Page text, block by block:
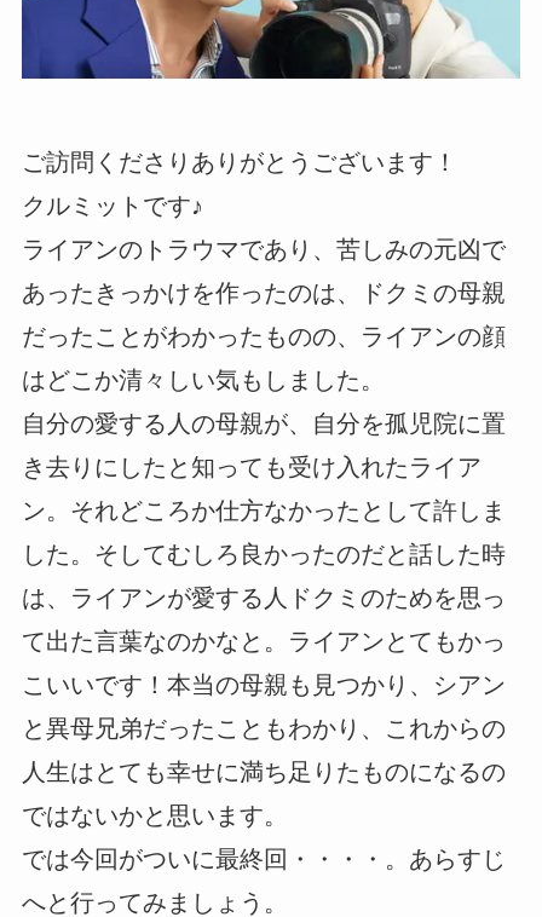
ご訪問くださりありがとうございます！
クルミットです♪
ライアンのトラウマであり、苦しみの元凶で
あったきっかけを作ったのは、ドクミの母親
だったことがわかったものの、ライアンの顔
はどこか清々しい気もしました。
自分の愛する人の母親が、自分を孤児院に置
き去りにしたと知っても受け入れたライア
ン。それどころか仕方なかったとして許しま
した。そしてむしろ良かったのだと話した時
は、ライアンが愛する人ドクミのためを思っ
て出た言葉なのかなと。ライアンとてもかっ
こいいです！本当の母親も見つかり、シアン
と異母兄弟だったこともわかり、これからの
人生はとても幸せに満ち足りたものになるの
ではないかと思います。
では今回がついに最終回・・・・。あらすじ
へと行ってみましょう。